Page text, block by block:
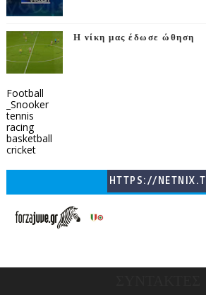
Η νίκη μας έδωσε ώθηση
Football
_Snooker
tennis
racing
basketball
cricket
HTTPS://NETNIX.T